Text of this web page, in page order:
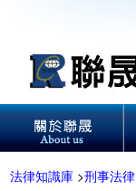
法律知識庫 >刑事法律